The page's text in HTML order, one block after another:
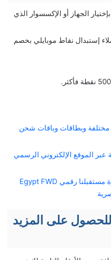
الجهاز أو الإكسسوار الذي
إستبدال نقاط موبايلي بخصم
وبطاقات وباقات شحن
الموقع الإلكتروني الرسمي
كل ما تريد معرفته عن مبادرة مستقبلنا رقمي Egypt FWD
على المزيد